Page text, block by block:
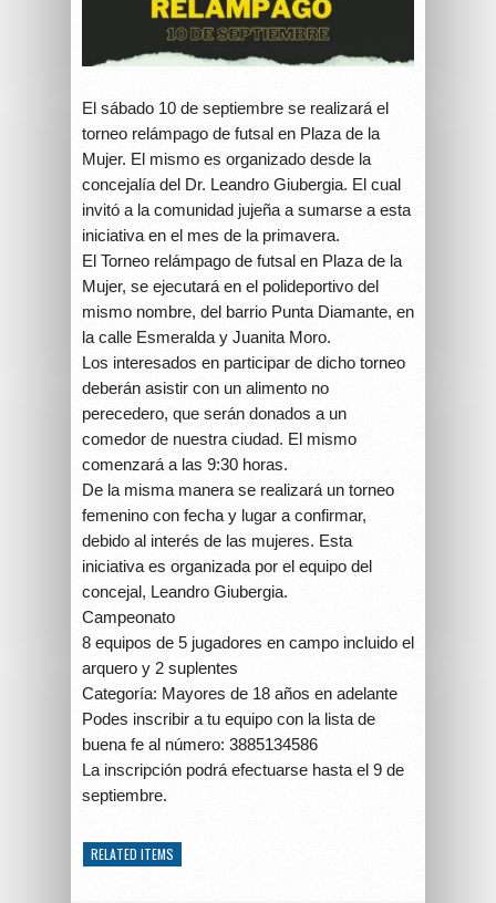
El sábado 10 de septiembre se realizará el
torneo relámpago de futsal en Plaza de la
Mujer. El mismo es organizado desde la
concejalía del Dr. Leandro Giubergia. El cual
invitó a la comunidad jujeña a sumarse a esta
iniciativa en el mes de la primavera.
El Torneo relámpago de futsal en Plaza de la
Mujer, se ejecutará en el polideportivo del
mismo nombre, del barrio Punta Diamante, en
la calle Esmeralda y Juanita Moro.
Los interesados en participar de dicho torneo
deberán asistir con un alimento no
perecedero, que serán donados a un
comedor de nuestra ciudad. El mismo
comenzará a las 9:30 horas.
De la misma manera se realizará un torneo
femenino con fecha y lugar a confirmar,
debido al interés de las mujeres. Esta
iniciativa es organizada por el equipo del
concejal, Leandro Giubergia.
Campeonato
8 equipos de 5 jugadores en campo incluido el
arquero y 2 suplentes
Categoría: Mayores de 18 años en adelante
Podes inscribir a tu equipo con la lista de
buena fe al número: 3885134586
La inscripción podrá efectuarse hasta el 9 de
septiembre.
RELATED ITEMS